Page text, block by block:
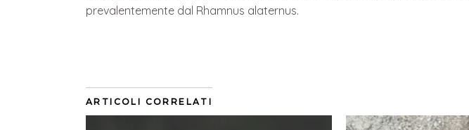
prevalentemente dal Rhamnus alaternus.
ARTICOLI CORRELATI